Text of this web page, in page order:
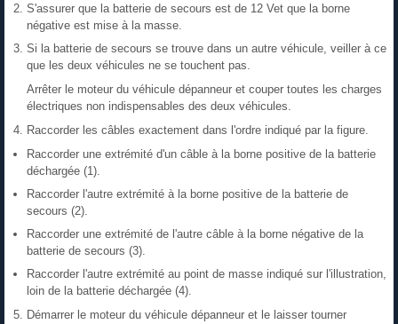
S'assurer que la batterie de secours est de 12 Vet que la borne
négative est mise à la masse.
Si la batterie de secours se trouve dans un autre véhicule, veiller à ce
que les deux véhicules ne se touchent pas.
Arrêter le moteur du véhicule dépanneur et couper toutes les charges
électriques non indispensables des deux véhicules.
Raccorder les câbles exactement dans l'ordre indiqué par la figure.
Raccorder une extrémité d'un câble à la borne positive de la batterie
déchargée (1).
Raccorder l'autre extrémité à la borne positive de la batterie de
secours (2).
Raccorder une extrémité de l'autre câble à la borne négative de la
batterie de secours (3).
Raccorder l'autre extrémité au point de masse indiqué sur l'illustration,
loin de la batterie déchargée (4).
Démarrer le moteur du véhicule dépanneur et le laisser tourner